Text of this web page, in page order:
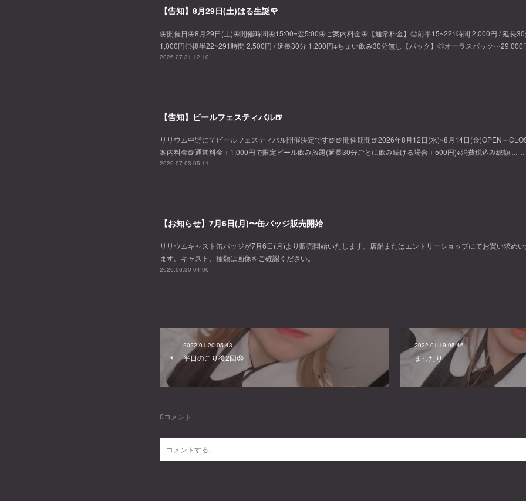
【告知】8月29日(土)はる生誕🌹
🦋開催日🦋8月29日(土)🦋開催時間🦋15:00~翌5:00🦋ご案内料金🦋【通常料金】◎前半15~221時間 2,000円 / 延長
1,000円◎後半22~291時間 2,500円 / 延長30分 1,200円※ちょい飲み30分無し【パック】◎オーラスパック
2026.07.31 12:10
【告知】ビールフェスティバル🍺
リリウム中野にてビールフェスティバル開催決定です🍺🍺開催期間🍺2026年8月12日(水)~8月14日(金)OPEN～
案内料金🍺通常料金＋1,000円で限定ビール飲み放題(延長30分ごとに飲み続ける場合＋500円)※消費税込み総額
2026.07.03 05:11
【お知らせ】7月6日(月)〜缶バッジ販売開始
リリウムキャスト缶バッジが7月6日(月)より販売開始いたします。店舗またはエントリーショップにてお買い求め
ます。キャスト、種類は画像をご確認ください。
2026.06.30 04:00
2022.01.20 05:43
平日のこり後2回😞
2022.01.19 05:46
まったり
0コメント